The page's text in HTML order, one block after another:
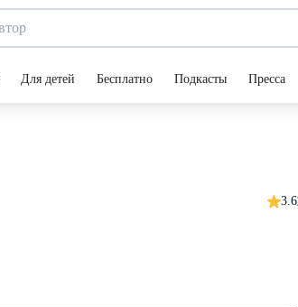
Для детей Бесплатно Подкасты Пресса
3.6